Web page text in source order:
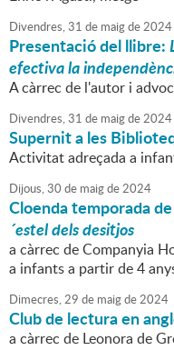
Divendres,31 de maigde2024
Presentació del llibre:
efectiva la
A càrrec de l'autor i
Divendres,31 de maigde2024
Supernit a les
Activitat adreçada a
Dijous,30 de maigde2024
Cloenda temporada
´estel dels desitjos
a càrrec de Companyia
a infants a partir de 4
Dimecres,29 de maigde2024
Club de lectura en
a càrrec de Leonora de